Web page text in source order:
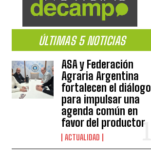
ÚLTIMAS 5 NOTICIAS
ASA y Federación
Agraria Argentina
fortalecen el diálogo
para impulsar una
agenda común en
favor del productor
ACTUALIDAD